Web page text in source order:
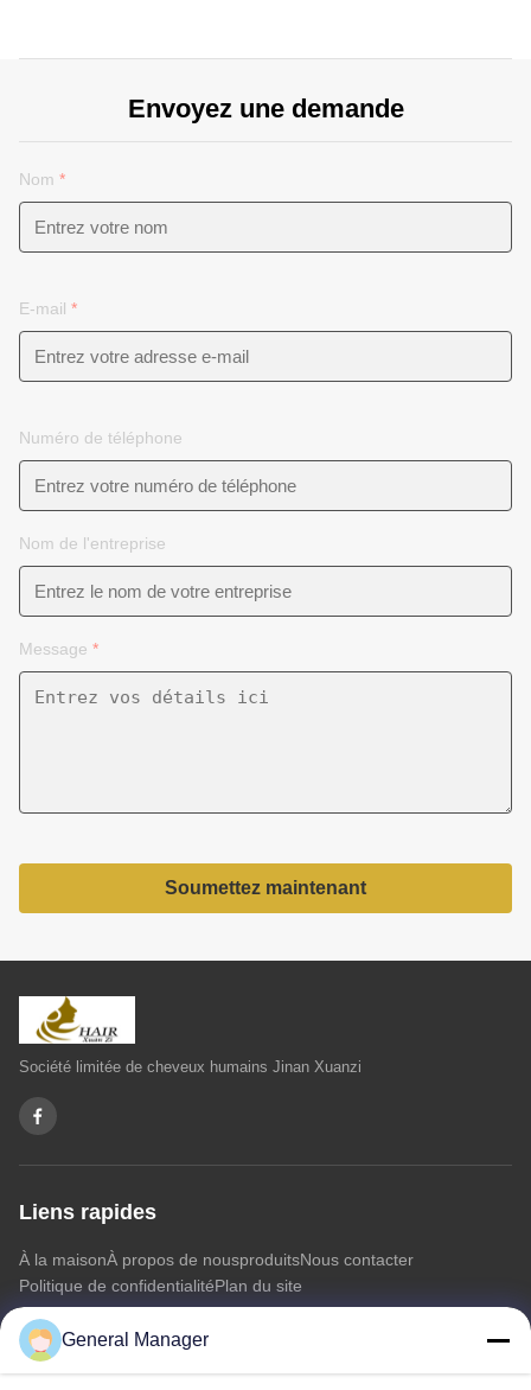
Envoyez une demande
Nom *
E-mail *
Numéro de téléphone
Nom de l'entreprise
Message *
Soumettez maintenant
Société limitée de cheveux humains Jinan Xuanzi
Liens rapides
À la maisonÀ propos de nousproduitsNous contacter
Politique de confidentialitéPlan du site
Nous contacter
General Manager